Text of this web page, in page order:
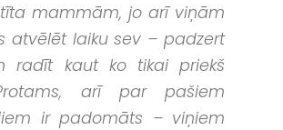
mammām, jo arī viņām
atvēlēt laiku sev – padzert
radīt kaut ko tikai priekš
arī par pašiem
ir padomāts – viņiem